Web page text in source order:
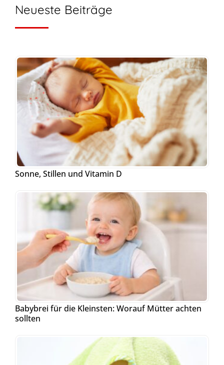
Neueste Beiträge
Sonne, Stillen und Vitamin D
Babybrei für die Kleinsten: Worauf Mütter achten
sollten